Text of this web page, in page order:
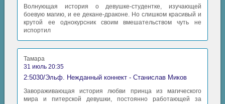
Волнующая история о девушке-студентке, изучающей
боевую магию, и ее декане-драконе. Но слишком красивый и
крутой ее однокурсник своим вмешательством чуть не
испортил
Тамара
31 июль 20:35
2:5030/Эльф. Нежданный коннект - Станислав Миков
Завораживающая история любви принца из магического
мира и питерской девушки, постоянно работающей за